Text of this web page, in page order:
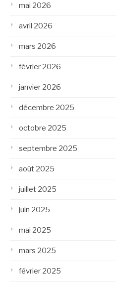
mai 2026
avril 2026
mars 2026
février 2026
janvier 2026
décembre 2025
octobre 2025
septembre 2025
août 2025
juillet 2025
juin 2025
mai 2025
mars 2025
février 2025